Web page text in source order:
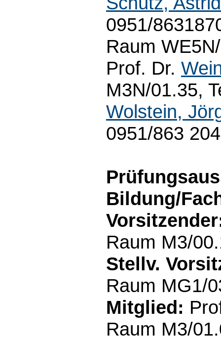
0951/
Raum
Prof. Dr.
M3N/01.35,
Wolstein,
0951/863
Bildung/
Raum M3/
Stellv.
Raum MG1/
Mitglied:
Raum M3/